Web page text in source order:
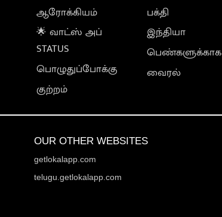
ஆரோக்கியம்
🌟 வாட்ஸ் அப்
STATUS
பொழுதுப்போக்கு
குற்றம்
பக்தி
இந்தியா
பெண்களுக்காக
வைரல்
OUR OTHER WEBSITES
getlokalapp.com
telugu.getlokalapp.com